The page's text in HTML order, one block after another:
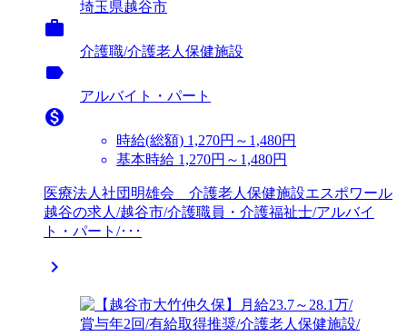
埼玉県越谷市

介護職/介護老人保健施設
label
アルバイト・パート

時給(総額) 1,270円～1,480円
基本時給 1,270円～1,480円
医療法人社団明雄会 介護老人保健施設エスポワール
越谷の求人/越谷市/介護職員・介護福祉士/アルバイ
ト・パート/･･･
